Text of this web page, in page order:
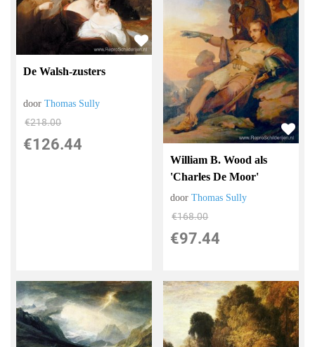
De Walsh-zusters
doorThomas Sully
€218.00
€126.44
William B. Wood als
'Charles De Moor'
doorThomas Sully
€168.00
€97.44